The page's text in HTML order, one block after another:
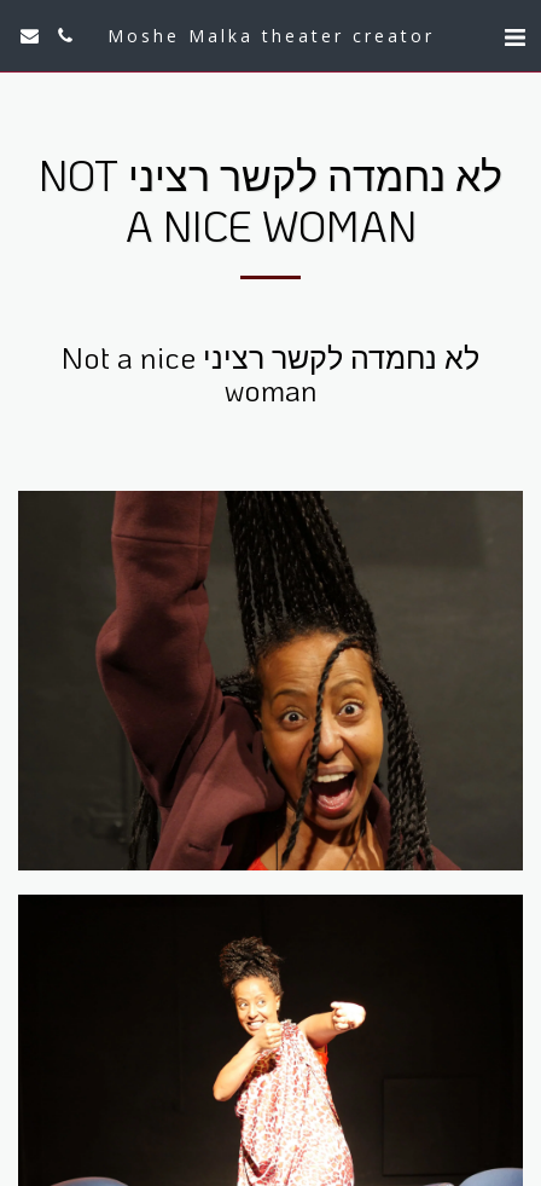
Moshe Malka theater creator
לא נחמדה לקשר רציני NOT
A NICE WOMAN
לא נחמדה לקשר רציני Not a nice
woman